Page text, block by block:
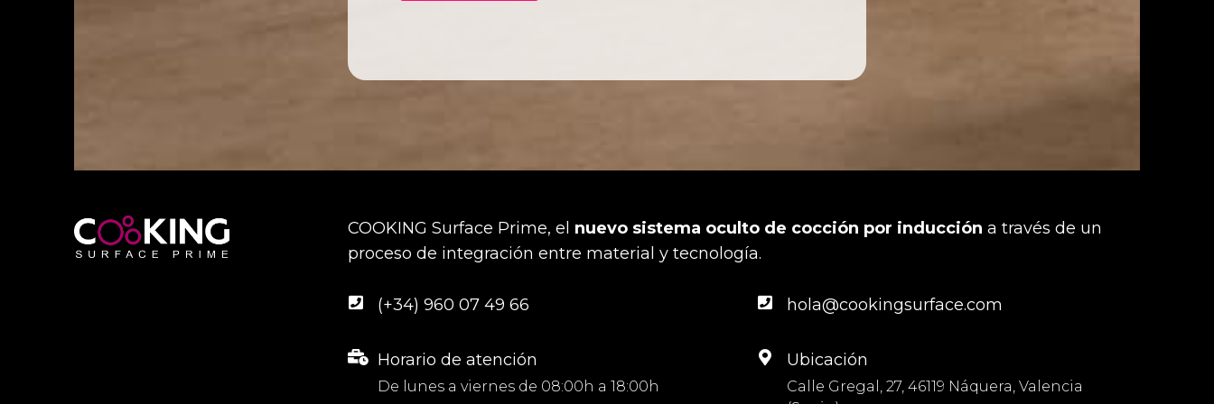
COOKING Surface Prime, el nuevo sistema oculto de cocción por inducción a través de un
proceso de integración entre material y tecnología.
(+34) 960 07 49 66
Horario de atención
De lunes a viernes de 08:00h a 18:00h
hola@cookingsurface.com
Ubicación
Calle Gregal, 27, 46119 Náquera, Valencia